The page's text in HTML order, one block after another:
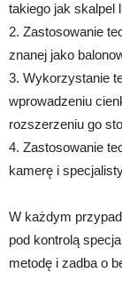
takiego jak skalpel
2. Zastosowanie
znanej jako
3. Wykorzystanie
wprowadzeniu
rozszerzeniu go
4. Zastosowanie
kamerę i
W każdym
pod kontrolą
metodę i zadba o